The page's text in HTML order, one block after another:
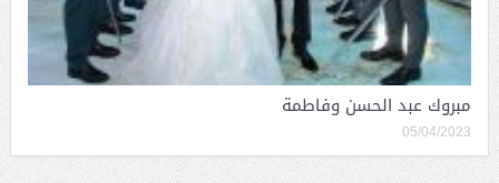
مبروك عبد الحسن وفاطمة
05/04/2023